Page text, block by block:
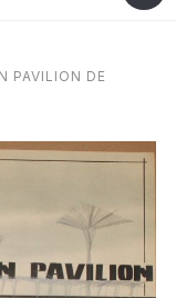
PAVILION DE